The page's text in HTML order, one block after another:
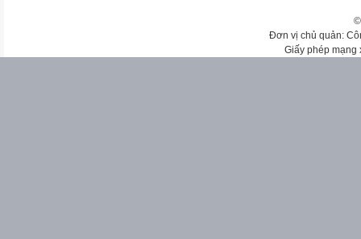
Đơn vị chủ quản:
Giấy phép mạng